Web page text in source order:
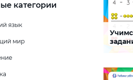
категории
язык
грамматики
Simple
мир
и месяцы года
слова